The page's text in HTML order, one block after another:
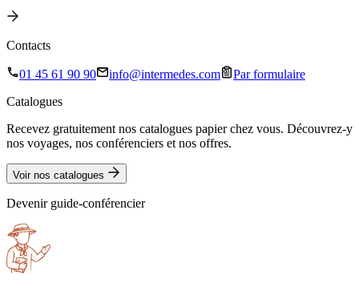
Contacts
01 45 61 90 90 info@intermedes.com
Par formulaire
Catalogues
Recevez gratuitement nos catalogues papier chez vous. Découvrez-y
nos voyages, nos conférenciers et nos offres.
Voir nos catalogues
Devenir guide-conférencier